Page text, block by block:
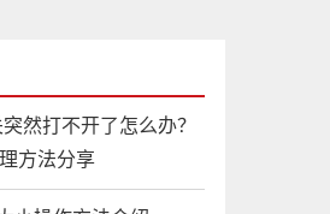
然打不开了怎么办？
方法分享